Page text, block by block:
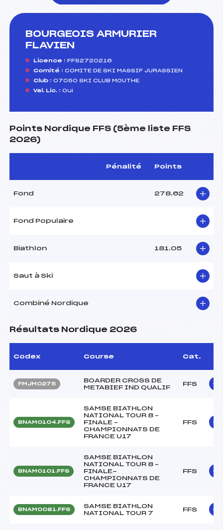
le ski
BOURGEOIS ARMURIER
FLAVIEN
Licence : FFS2720216
Comité : COMITE DE SKI MASSIF JURASSIEN
Club : 07050 SKI CLUB MOUTHE
Val. Lic. : Oui
Points Nordique FFS (5ème liste FFS
2026)
Pénalité Points
Fond 278.62
Fond Populaire
Biathlon 181.05
Saut à Ski
Combiné Nordique
Résultats Nordique 2026
Codex Course Cat.
FMJM0275
BOARDER CROSS DE
METABIEF IND QUALIF
FFS
BNAM0104.FFS
SAMSE BIATHLON
NATIONAL TOUR 8 –
FINALE –
CHAMPIONNATS DE
FRANCE U17
FFS
BNAM0101.FFS
SAMSE BIATHLON
NATIONAL TOUR 8 –
FINALE-
CHAMPIONNATS DE
FRANCE U17
FFS
BNAM0081.FFS
SAMSE BIATHLON
NATIONAL TOUR 7
FFS